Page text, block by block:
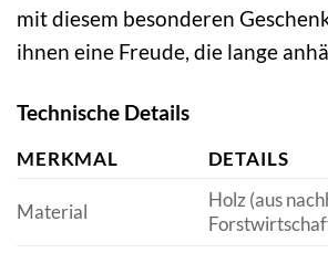
mit diesem besonderen
ihnen eine Freude, die lange
Technische Details
MERKMAL DETAILS
Material
Holz (aus